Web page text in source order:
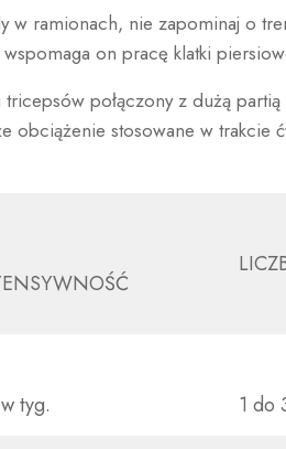
w ramionach, nie zapominaj o
on pracę klatki
tricepsów połączony z dużą
obciążenie stosowane w
tyg. 1 do